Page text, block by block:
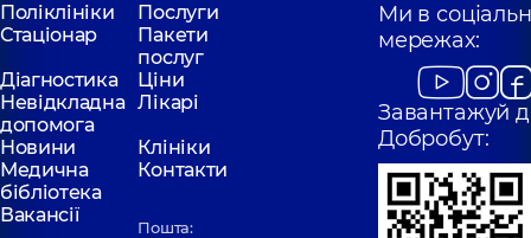
Поліклініки
Послуги
Стаціонар
Пакети
послуг
Діагностика
Ціни
Невідкладна
допомога
Лікарі
Новини
Клініки
Медична
бібліотека
Контакти
Вакансії
Пошта:
Ми в
мережах:
Завантажуй
Добробут: